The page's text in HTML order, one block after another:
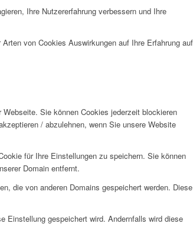
Ihre Nutzererfahrung verbessern und Ihre
von Cookies Auswirkungen auf Ihre Erfahrung auf
Sie können Cookies jederzeit blockieren
/ abzulehnen, wenn Sie unsere Website
für Ihre Einstellungen zu speichern. Sie können
Domain entfernt.
die von anderen Domains gespeichert werden. Diese
Einstellung gespeichert wird. Andernfalls wird diese